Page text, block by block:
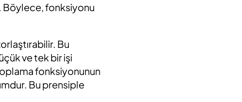
Böylece, fonksiyonu
Bu
ve tek bir işi
fonksiyonunun
Bu prensiple